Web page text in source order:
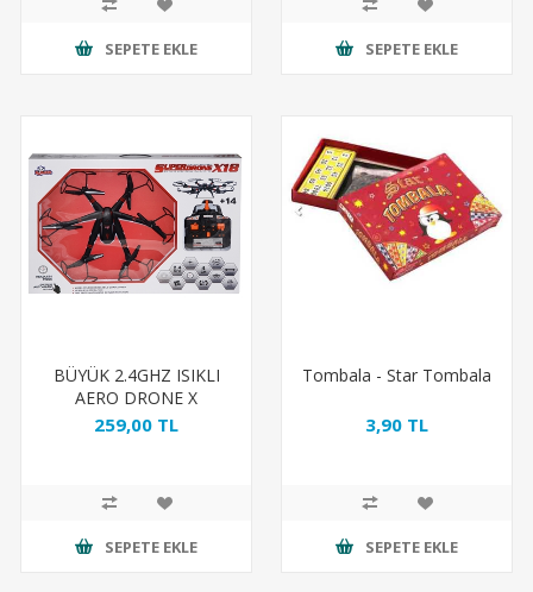
SEPETE EKLE SEPETE EKLE
BÜYÜK 2.4GHZ ISIKLI
AERO DRONE X
259,00 TL
SEPETE EKLE
Tombala - Star Tombala
3,90 TL
SEPETE EKLE